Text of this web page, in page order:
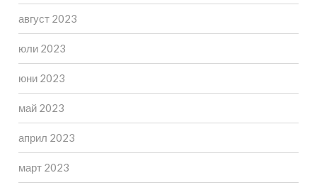
август 2023
юли 2023
юни 2023
май 2023
април 2023
март 2023